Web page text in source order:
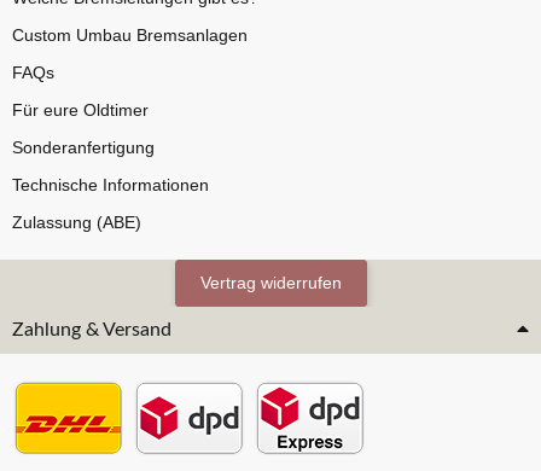
Custom Umbau Bremsanlagen
FAQs
Für eure Oldtimer
Sonderanfertigung
Technische Informationen
Zulassung (ABE)
Vertrag widerrufen
Zahlung & Versand